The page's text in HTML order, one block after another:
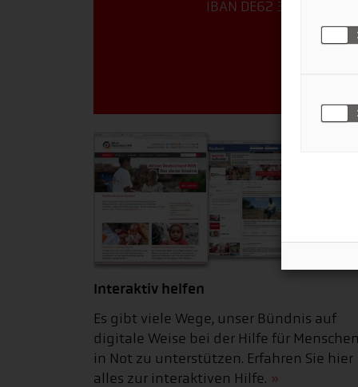
IBAN DE62 3702 0500
Jetzt
Interaktiv helfen
Es gibt viele Wege, unser Bündnis auf
digitale Weise bei der Hilfe für Menschen
in Not zu unterstützen. Erfahren Sie hier
alles zur interaktiven Hilfe.